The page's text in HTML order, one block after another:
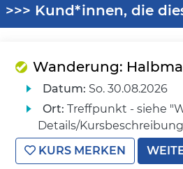
>>> Kund*innen, die
Wanderung:
Datum: So. 30.08.2026
Ort: Treffpunkt - siehe
Details/
KURS MERKEN